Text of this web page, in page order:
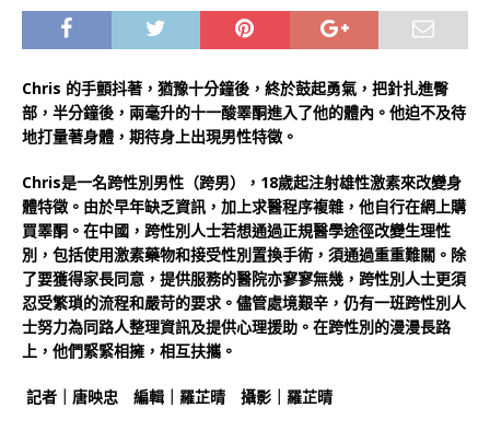
Chris 的手顫抖著，猶豫十分鐘後，終於鼓起勇氣，把針扎進臀
部，半分鐘後，兩毫升的十一酸睪酮進入了他的體內。他迫不及待
地打量著身體，期待身上出現男性特徵。
Chris是一名跨性別男性（跨男），18歲起注射雄性激素來改變身
體特徵。由於早年缺乏資訊，加上求醫程序複雜，他自行在網上購
買睪酮。在中國，跨性別人士若想通過正規醫學途徑改變生理性
別，包括使用激素藥物和接受性別置換手術，須通過重重難關。除
了要獲得家長同意，提供服務的醫院亦寥寥無幾，跨性別人士更須
忍受繁瑣的流程和嚴苛的要求。儘管處境艱辛，仍有一班跨性別人
士努力為同路人整理資訊及提供心理援助。在跨性別的漫漫長路
上，他們緊緊相擁，相互扶攜。
記者｜唐映忠 編輯｜羅芷晴 攝影｜羅芷晴